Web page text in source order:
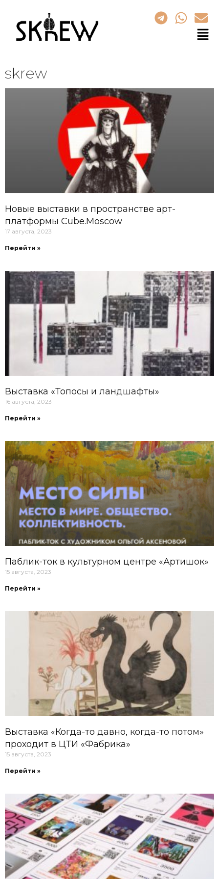
skrew
Новые выставки в пространстве арт-
платформы Cube.Moscow
17 августа, 2023
Перейти »
Выставка «Топосы и ландшафты»
16 августа, 2023
Перейти »
Паблик-ток в культурном центре «Артишок»
15 августа, 2023
Перейти »
Выставка «Когда-то давно, когда-то потом»
проходит в ЦТИ «Фабрика»
15 августа, 2023
Перейти »